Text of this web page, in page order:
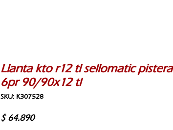
Llanta kto r12 tl sellomatic pistera
6pr 90/90x12 tl
SKU: K307528
$ 64.890Precio